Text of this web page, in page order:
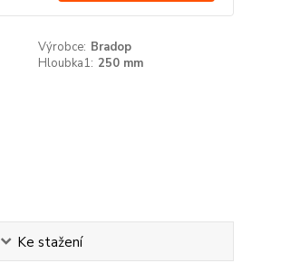
Výrobce: Bradop
Hloubka1: 250 mm
Ke stažení